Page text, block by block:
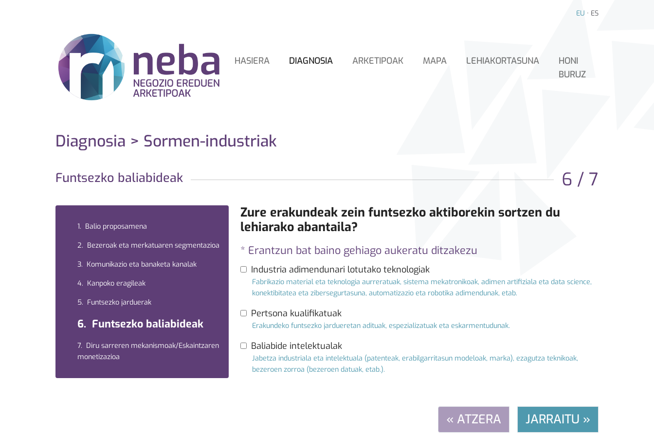
EU · ES
HASIERA DIAGNOSIA ARKETIPOAK MAPA LEHIAKORTASUNA
HONI
BURUZ
Diagnosia > Sormen-industriak
Funtsezko baliabideak 6 / 7
1. Balio proposamena
2. Bezeroak eta merkatuaren segmentazioa
3. Komunikazio eta banaketa kanalak
4. Kanpoko eragileak
5. Funtsezko jarduerak
6. Funtsezko baliabideak
7. Diru sarreren mekanismoak/Eskaintzaren
monetizazioa
Zure erakundeak zein funtsezko aktiborekin sortzen du
lehiarako abantaila?
* Erantzun bat baino gehiago aukeratu ditzakezu
Industria adimendunari lotutako teknologiak
Fabrikazio material eta teknologia aurreratuak, sistema mekatronikoak, adimen artifiziala eta data science,
konektibitatea eta zibersegurtasuna, automatizazio eta robotika adimendunak, etab.
Pertsona kualifikatuak
Erakundeko funtsezko jardueretan adituak, espezializatuak eta eskarmentudunak.
Baliabide intelektualak
Jabetza industriala eta intelektuala (patenteak, erabilgarritasun modeloak, marka), ezagutza teknikoak,
bezeroen zorroa (bezeroen datuak, etab.).
« ATZERA JARRAITU »